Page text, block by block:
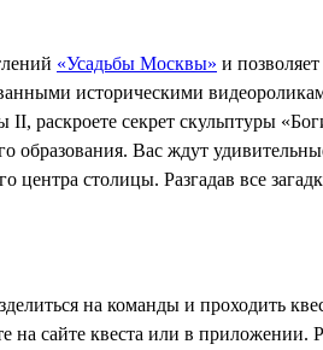
«Усадьбы Москвы» и
историческими
раскроете секрет скульптуры
образования. Вас ждут
столицы. Разгадав все
на команды и проходить
на сайте квеста или в приложении.